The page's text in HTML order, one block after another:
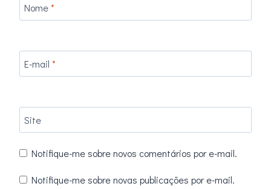
Nome*
E-mail *
Site
Notifique-me sobre novos comentários por e-mail.
Notifique-me sobre novas publicações por e-mail.